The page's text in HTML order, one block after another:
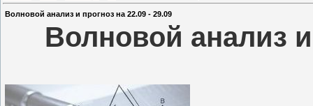
Волновой анализ и прогноз на 22.09 - 29.09
Волновой анализ